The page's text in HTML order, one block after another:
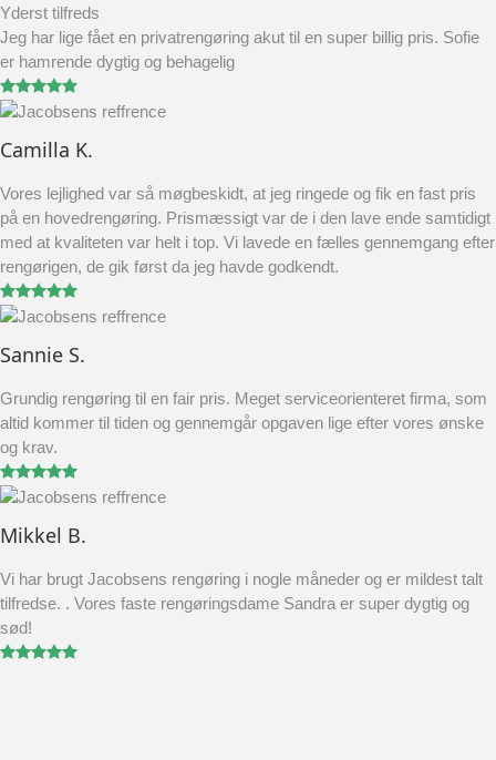
Yderst tilfreds
Jeg har lige fået en privatrengøring akut til en super billig pris. Sofie
er hamrende dygtig og behagelig
Camilla K.
Vores lejlighed var så møgbeskidt, at jeg ringede og fik en fast pris
på en hovedrengøring. Prismæssigt var de i den lave ende samtidigt
med at kvaliteten var helt i top. Vi lavede en fælles gennemgang efter
rengørigen, de gik først da jeg havde godkendt.
Sannie S.
Grundig rengøring til en fair pris. Meget serviceorienteret firma, som
altid kommer til tiden og gennemgår opgaven lige efter vores ønske
og krav.
Mikkel B.
Vi har brugt Jacobsens rengøring i nogle måneder og er mildest talt
tilfredse. . Vores faste rengøringsdame Sandra er super dygtig og
sød!